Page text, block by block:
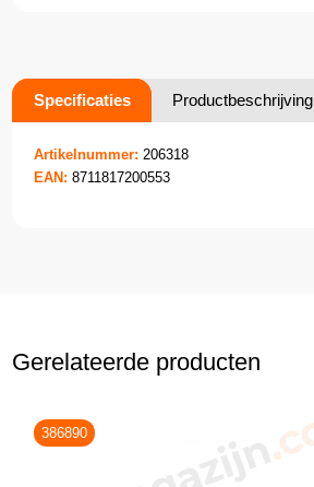
Specificaties Productbeschrijving
Artikelnummer: 206318
EAN: 8711817200553
Gerelateerde producten
386890